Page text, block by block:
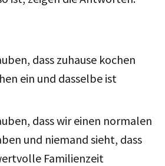
dass zuhause kochen
ein und dasselbe ist
dass wir einen normalen
und niemand sieht, dass
Familienzeit